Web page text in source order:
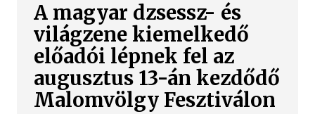
A magyar dzsessz- és
világzene kiemelkedő
előadói lépnek fel az
augusztus 13-án kezdődő
Malomvölgy Fesztiválon